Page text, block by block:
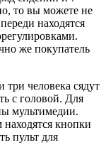
то вы можете не
находятся
же покупатель
три человека сядут
с головой. Для
мультимедии.
находятся кнопки
пульт для